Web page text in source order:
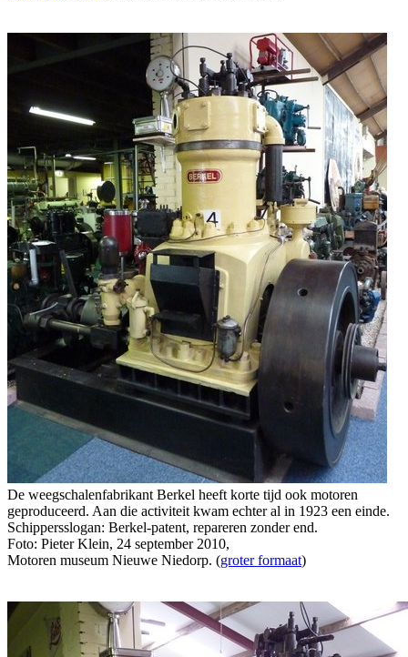
De weegschalenfabrikant Berkel heeft korte tijd ook motoren
geproduceerd. Aan die activiteit kwam echter al in 1923 een einde.
Schippersslogan: Berkel-patent, repareren zonder end.
Foto: Pieter Klein, 24 september 2010,
Motoren museum Nieuwe Niedorp. (groter formaat)